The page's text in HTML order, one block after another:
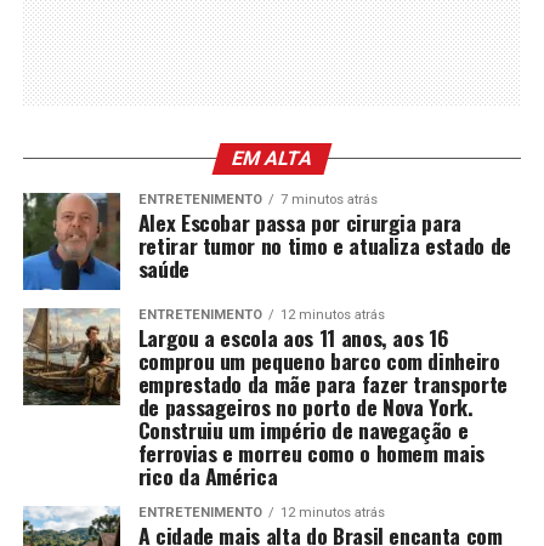
EM ALTA
ENTRETENIMENTO 7 minutos atrás
Alex Escobar passa por cirurgia para
retirar tumor no timo e atualiza estado de
saúde
ENTRETENIMENTO 12 minutos atrás
Largou a escola aos 11 anos, aos 16
comprou um pequeno barco com dinheiro
emprestado da mãe para fazer transporte
de passageiros no porto de Nova York.
Construiu um império de navegação e
ferrovias e morreu como o homem mais
rico da América
ENTRETENIMENTO 12 minutos atrás
A cidade mais alta do Brasil encanta com